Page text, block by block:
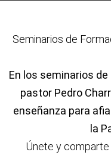
Seminarios de
En los seminarios
pastor Pedro
enseñanza para
la
Únete y